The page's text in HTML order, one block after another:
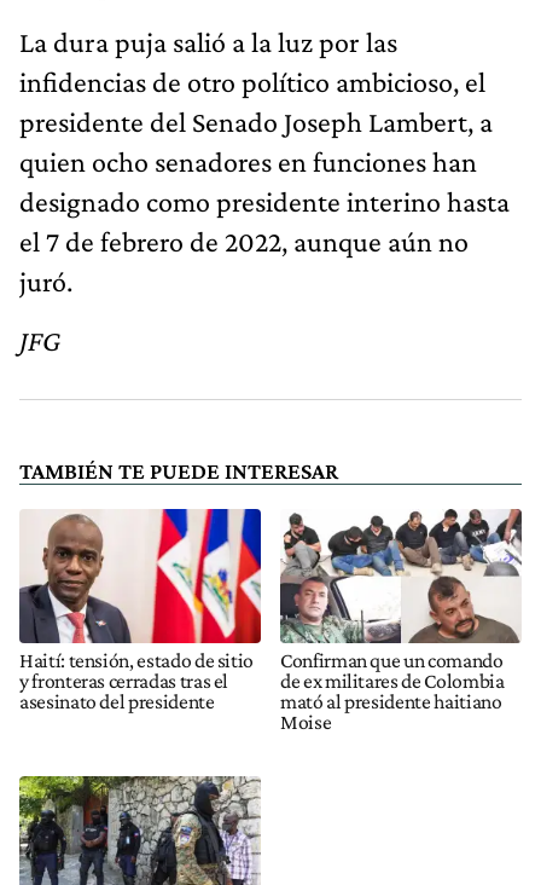
La dura puja salió a la luz por las
infidencias de otro político ambicioso, el
presidente del Senado Joseph Lambert, a
quien ocho senadores en funciones han
designado como presidente interino hasta
el 7 de febrero de 2022, aunque aún no
juró.
JFG
TAMBIÉN TE PUEDE INTERESAR
Haití: tensión, estado de sitio
y fronteras cerradas tras el
asesinato del presidente
Confirman que un comando
de ex militares de Colombia
mató al presidente haitiano
Moise